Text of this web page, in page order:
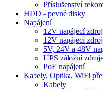
Příslušenství
HDD - pevné disky
Napájení
12V napájecí
12V napájecí
5V, 24V a 48V
UPS záložní zdroje
PoE napájení
Kabely, Optika, WiFi
Kabely